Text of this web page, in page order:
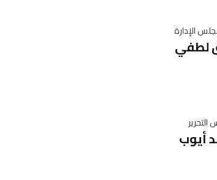
الإدارة
لطفي
التحرير
أيوب